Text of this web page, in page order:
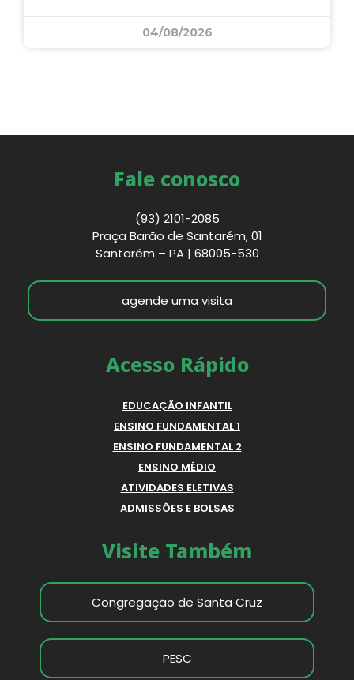
04/08/2026
Fale conosco
(93) 2101-2085
Praça Barão de Santarém, 01
Santarém – PA | 68005-530
agende uma visita
Acesso Rápido
EDUCAÇÃO INFANTIL
ENSINO FUNDAMENTAL 1
ENSINO FUNDAMENTAL 2
ENSINO MÉDIO
ATIVIDADES ELETIVAS
ADMISSÕES E BOLSAS
Visite Também
Congregação de Santa Cruz
PESC